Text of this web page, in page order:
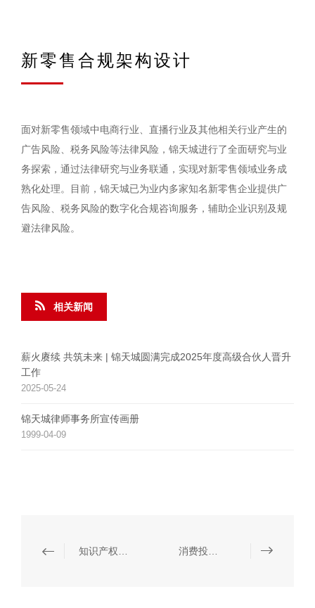
新零售合规架构设计
面对新零售领域中电商行业、直播行业及其他相关行业产生的
广告风险、税务风险等法律风险，锦天城进行了全面研究与业
务探索，通过法律研究与业务联通，实现对新零售领域业务成
熟化处理。目前，锦天城已为业内多家知名新零售企业提供广
告风险、税务风险的数字化合规咨询服务，辅助企业识别及规
避法律风险。
相关新闻
薪火赓续 共筑未来 | 锦天城圆满完成2025年度高级合伙人晋升
工作
2025-05-24
锦天城律师事务所宣传画册
1999-04-09